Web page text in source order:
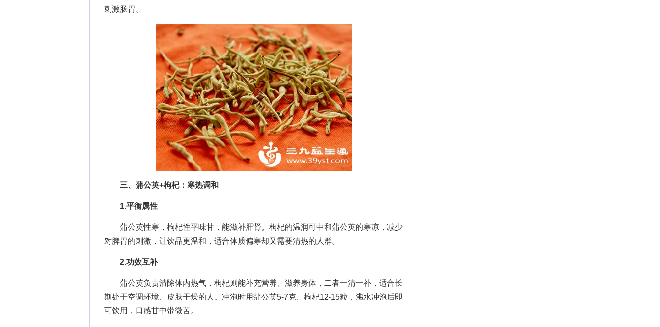
刺激肠胃。
三、蒲公英+枸杞：寒热调和
1.平衡属性
蒲公英性寒，枸杞性平味甘，能滋补肝肾。枸杞的温润可中和蒲公英的寒凉，减少
对脾胃的刺激，让饮品更温和，适合体质偏寒却又需要清热的人群。
2.功效互补
蒲公英负责清除体内热气，枸杞则能补充营养、滋养身体，二者一清一补，适合长
期处于空调环境、皮肤干燥的人。冲泡时用蒲公英5-7克、枸杞12-15粒，沸水冲泡后即
可饮用，口感甘中带微苦。